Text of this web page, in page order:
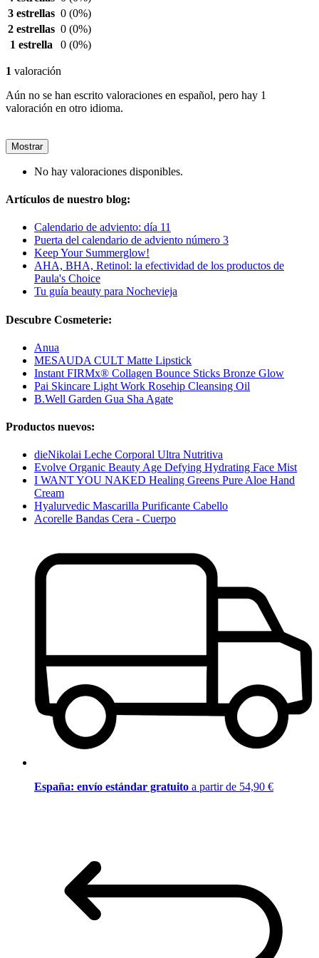
3 estrellas 0 (0%)
2 estrellas 0 (0%)
1 estrella
0 (0%)
1 valoración
Aún no se han escrito valoraciones en español, pero hay 1
valoración en otro idioma.
Mostrar
No hay valoraciones disponibles.
Artículos de nuestro blog:
Calendario de adviento: día 11
Puerta del calendario de adviento número 3
Keep Your Summerglow!
AHA, BHA, Retinol: la efectividad de los productos de
Paula's Choice
Tu guía beauty para Nochevieja
Descubre Cosmeterie:
Anua
MESAUDA CULT Matte Lipstick
Instant FIRMx® Collagen Bounce Sticks Bronze Glow
Pai Skincare Light Work Rosehip Cleansing Oil
B.Well Garden Gua Sha Agate
Productos nuevos:
dieNikolai Leche Corporal Ultra Nutritiva
Evolve Organic Beauty Age Defying Hydrating Face Mist
I WANT YOU NAKED Healing Greens Pure Aloe Hand
Cream
Hyalurvedic Mascarilla Purificante Cabello
Acorelle Bandas Cera - Cuerpo
España: envío estándar gratuito a partir de 54,90 €